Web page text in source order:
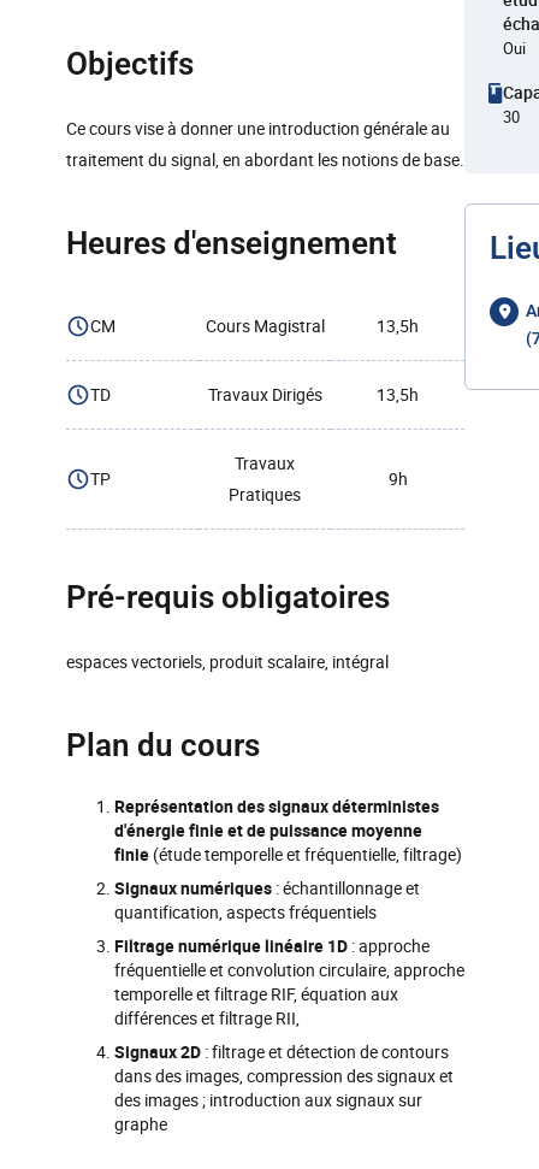
Objectifs
Ce cours vise à donner une introduction générale au
traitement du signal, en abordant les notions de base.
Heures d'enseignement
CM Cours Magistral 13,5h
TD Travaux Dirigés 13,5h
TP
Travaux
Pratiques
9h
Pré-requis obligatoires
espaces vectoriels, produit scalaire, intégral
Plan du cours
Représentation des signaux déterministes
d'énergie finie et de puissance moyenne
finie (étude temporelle et fréquentielle, filtrage)
Signaux numériques : échantillonnage et
quantification, aspects fréquentiels
Filtrage numérique linéaire 1D : approche
fréquentielle et convolution circulaire, approche
temporelle et filtrage RIF, équation aux
différences et filtrage RII,
Signaux 2D : filtrage et détection de contours
dans des images, compression des signaux et
des images ; introduction aux signaux sur
graphe
Oui
30